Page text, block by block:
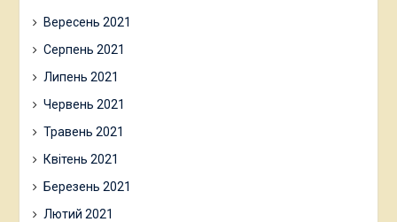
Вересень 2021
Серпень 2021
Липень 2021
Червень 2021
Травень 2021
Квітень 2021
Березень 2021
Лютий 2021